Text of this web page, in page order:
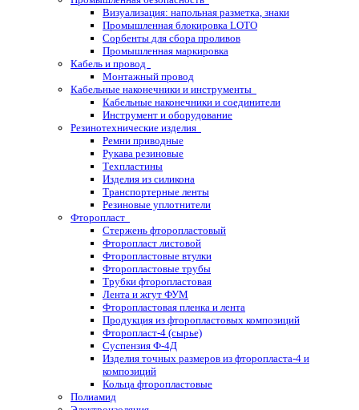
Визуализация: напольная разметка, знаки
Промышленная блокировка LOTO
Сорбенты для сбора проливов
Промышленная маркировка
Кабель и провод
Монтажный провод
Кабельные наконечники и инструменты
Кабельные наконечники и соединители
Инструмент и оборудование
Резинотехнические изделия
Ремни приводные
Рукава резиновые
Техпластины
Изделия из силикона
Транспортерные ленты
Резиновые уплотнители
Фторопласт
Стержень фторопластовый
Фторопласт листовой
Фторопластовые втулки
Фторопластовые трубы
Трубки фторопластовая
Лента и жгут ФУМ
Фторопластовая пленка и лента
Продукция из фторопластовых композиций
Фторопласт-4 (сырье)
Суспензия Ф-4Д
Изделия точных размеров из фторопласта-4 и
композиций
Кольца фторопластовые
Полиамид